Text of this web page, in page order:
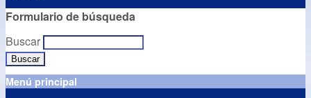
Formulario de búsqueda
Buscar
Menú principal